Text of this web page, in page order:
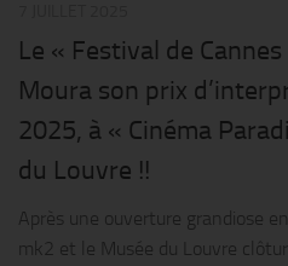
Le « Festival de
Moura son prix
2025, à « Cinéma
du Louvre !!
Après une ouverture grandiose
mk2 et le Musée du Louvre